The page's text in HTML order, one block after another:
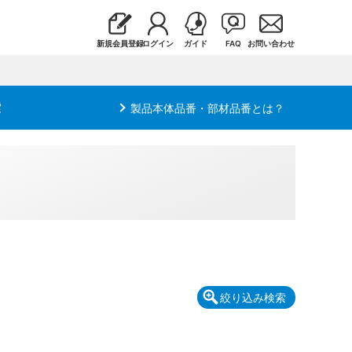
新規会員登録ログイン ガイド FAQ お問い合わせ
製品本体品番・部材品番とは？
絞り込み検索